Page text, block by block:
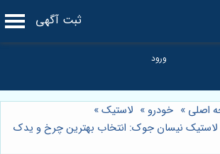
ثبت آگهی
اصلی » خودرو » لاستیک»
لاستیک نیسان جوک: انتخاب بهترین چرخ و یدک